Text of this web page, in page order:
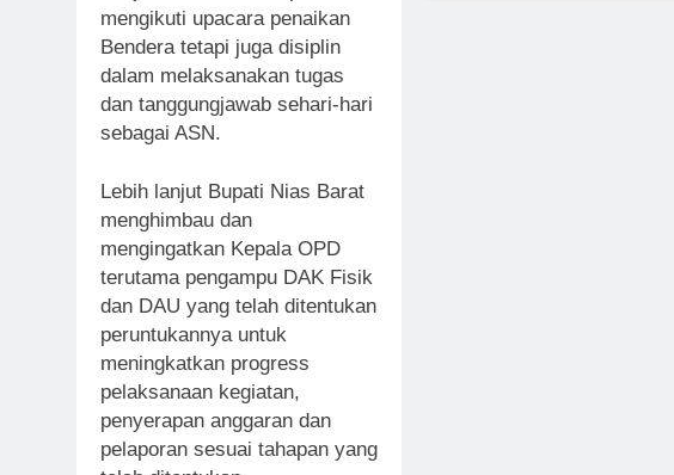
mengikuti upacara penaikan
Bendera tetapi juga disiplin
dalam melaksanakan tugas
dan tanggungjawab sehari-hari
sebagai ASN.
Lebih lanjut Bupati Nias Barat
menghimbau dan
mengingatkan Kepala OPD
terutama pengampu DAK Fisik
dan DAU yang telah ditentukan
peruntukannya untuk
meningkatkan progress
pelaksanaan kegiatan,
penyerapan anggaran dan
pelaporan sesuai tahapan yang